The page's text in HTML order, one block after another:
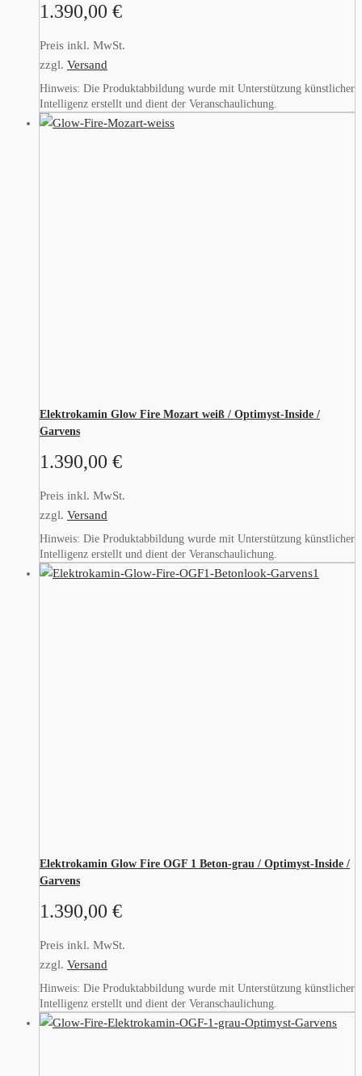
1.390,00 €
Preis inkl. MwSt.
zzgl. Versand
Hinweis: Die Produktabbildung wurde mit Unterstützung künstlicher
Intelligenz erstellt und dient der Veranschaulichung.
Elektrokamin Glow Fire Mozart weiß / Optimyst-Inside /
Garvens
1.390,00 €
Preis inkl. MwSt.
zzgl. Versand
Hinweis: Die Produktabbildung wurde mit Unterstützung künstlicher
Intelligenz erstellt und dient der Veranschaulichung.
Elektrokamin Glow Fire OGF 1 Beton-grau / Optimyst-Inside /
Garvens
1.390,00 €
Preis inkl. MwSt.
zzgl. Versand
Hinweis: Die Produktabbildung wurde mit Unterstützung künstlicher
Intelligenz erstellt und dient der Veranschaulichung.